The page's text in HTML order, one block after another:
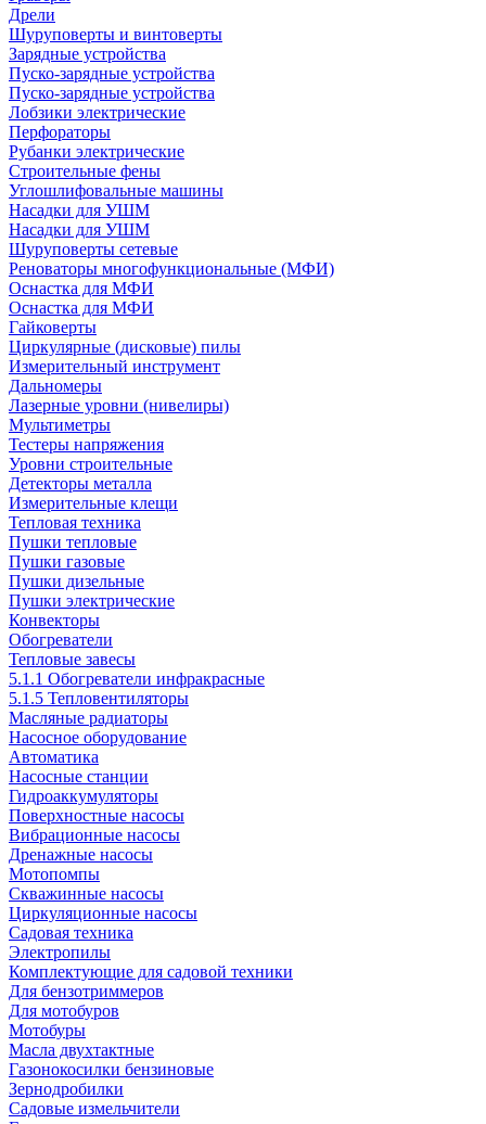
Дрели
Шуруповерты и винтоверты
Зарядные устройства
Пуско-зарядные устройства
Пуско-зарядные устройства
Лобзики электрические
Перфораторы
Рубанки электрические
Строительные фены
Углошлифовальные машины
Насадки для УШМ
Насадки для УШМ
Шуруповерты сетевые
Реноваторы многофункциональные (МФИ)
Оснастка для МФИ
Оснастка для МФИ
Гайковерты
Циркулярные (дисковые) пилы
Измерительный инструмент
Дальномеры
Лазерные уровни (нивелиры)
Мультиметры
Тестеры напряжения
Уровни строительные
Детекторы металла
Измерительные клещи
Тепловая техника
Пушки тепловые
Пушки газовые
Пушки дизельные
Пушки электрические
Конвекторы
Обогреватели
Тепловые завесы
5.1.1 Обогреватели инфракрасные
5.1.5 Тепловентиляторы
Масляные радиаторы
Насосное оборудование
Автоматика
Насосные станции
Гидроаккумуляторы
Поверхностные насосы
Вибрационные насосы
Дренажные насосы
Мотопомпы
Скважинные насосы
Циркуляционные насосы
Садовая техника
Электропилы
Комплектующие для садовой техники
Для бензотриммеров
Для мотобуров
Мотобуры
Масла двухтактные
Газонокосилки бензиновые
Зернодробилки
Садовые измельчители